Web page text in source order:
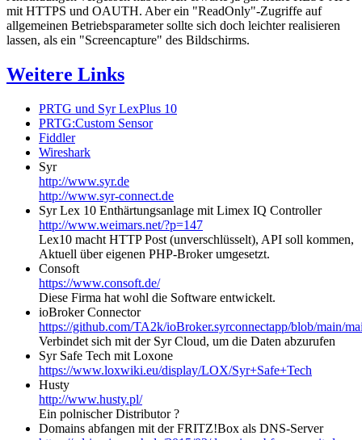
mit HTTPS und OAUTH. Aber ein "ReadOnly"-Zugriffe auf
allgemeinen Betriebsparameter sollte sich doch leichter realisieren
lassen, als ein "Screencapture" des Bildschirms.
Weitere Links
PRTG und Syr LexPlus 10
PRTG:Custom Sensor
Fiddler
Wireshark
Syr
http://www.syr.de
http://www.syr-connect.de
Syr Lex 10 Enthärtungsanlage mit Limex IQ Controller
http://www.weimars.net/?p=147
Lex10 macht HTTP Post (unverschlüsselt), API soll kommen,
Aktuell über eigenen PHP-Broker umgesetzt.
Consoft
https://www.consoft.de/
Diese Firma hat wohl die Software entwickelt.
ioBroker Connector
https://github.com/TA2k/ioBroker.syrconnectapp/blob/main/
Verbindet sich mit der Syr Cloud, um die Daten abzurufen
Syr Safe Tech mit Loxone
https://www.loxwiki.eu/display/LOX/Syr+Safe+Tech
Husty
http://www.husty.pl/
Ein polnischer Distributor ?
Domains abfangen mit der FRITZ!Box als DNS-Server